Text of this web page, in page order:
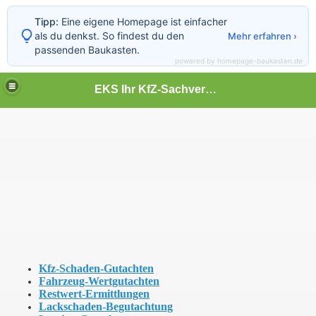
EKS Ihr KfZ-Sachverständiger
Kfz-Schaden-Gutachten
Fahrzeug-Wertgutachten
Restwert-Ermittlungen
Lackschaden-Begutachtung
Tipp: Eine eigene Homepage ist einfacher
als du denkst. So findest du den
passenden Baukasten.
Mehr erfahren ›
powered by homepage-baukasten.de